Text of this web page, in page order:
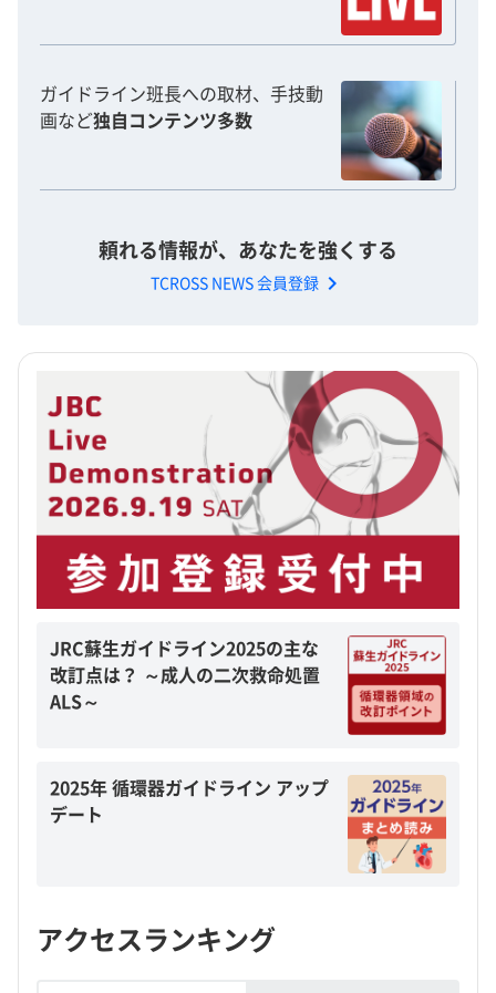
ガイドライン班長への取材、手技動
画など独自コンテンツ多数
頼れる情報が、あなたを強くする
TCROSS NEWS 会員登録 chevron_right
JRC蘇生ガイドライン2025の主な
改訂点は？ ～成人の二次救命処置
ALS～
2025年 循環器ガイドライン アップ
デート
アクセスランキング